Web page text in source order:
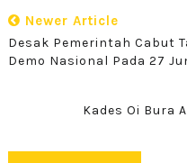
Newer Article
Desak Pemerintah Cabut
Demo Nasional Pada 27
Kades Oi Bura